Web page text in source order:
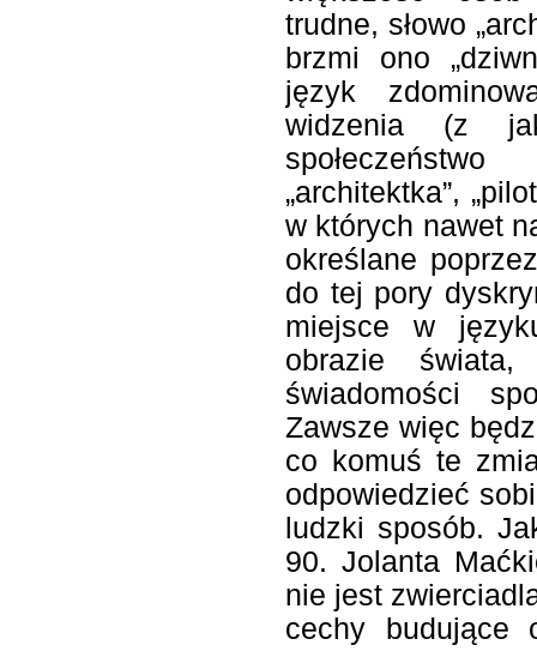
trudne, słowo
brzmi ono
język
widzenia (z
„architektka”,
w których nawet
określane
do tej pory
miejsce w
obrazie
świadomości
Zawsze więc
co komuś te
odpowiedzieć
ludzki sposób.
90. Jolanta
nie jest
cechy budujące